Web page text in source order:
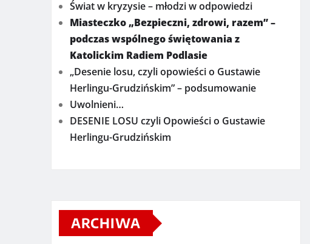
Świat w kryzysie – młodzi w odpowiedzi
Miasteczko „Bezpieczni, zdrowi, razem” –
podczas wspólnego świętowania z
Katolickim Radiem Podlasie
„Desenie losu, czyli opowieści o Gustawie
Herlingu-Grudzińskim” – podsumowanie
Uwolnieni…
DESENIE LOSU czyli Opowieści o Gustawie
Herlingu-Grudzińskim
ARCHIWA